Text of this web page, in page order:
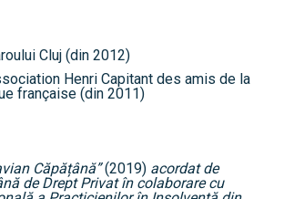
Cluj (din 2012)
Henri Capitant des amis de la
française (din 2011)
Căpățână”(2019) acordat de
de Drept Privat în colaborare cu